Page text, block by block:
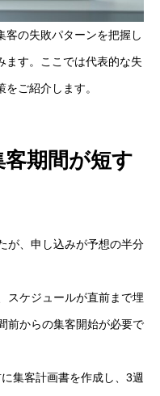
客の失敗パターンを把握し
ます。ここでは代表的な失
ご紹介します。
期間が短す
が、申し込みが予想の半分
スケジュールが直前まで埋
前からの集客開始が必要で
集客計画書を作成し、3週